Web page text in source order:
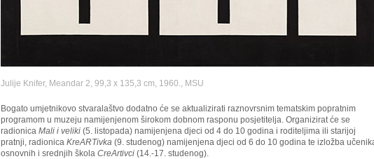
Julije Knifer, Meandar 2, 99,3 x 135,3 cm, 1960., MSU
Bogato umjetnikovo stvaralaštvo dodatno će se aktualizirati raznovrsnim tematskim popratnim
programom u muzeju namijenjenom širokom dobnom rasponu posjetitelja. Organizirat će se
radionica Mali i veliki (5. listopada) namijenjena djeci od 4 do 10 godina i roditeljima ili starijoj
pratnji, radionica KreARTivka (9. studenog) namijenjena djeci od 6 do 10 godina te izložba
osnovnih i srednjih škola CreArtivci (14.-17. studenog).